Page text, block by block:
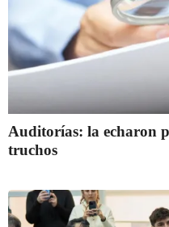
Auditorías: la echaron
truchos